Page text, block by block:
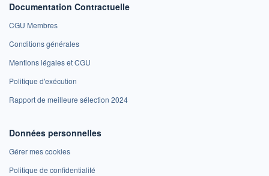
Documentation Contractuelle
CGU Membres
Conditions générales
Mentions légales et CGU
Politique d'exécution
Rapport de meilleure sélection 2024
Données personnelles
Gérer mes cookies
Politique de confidentialité